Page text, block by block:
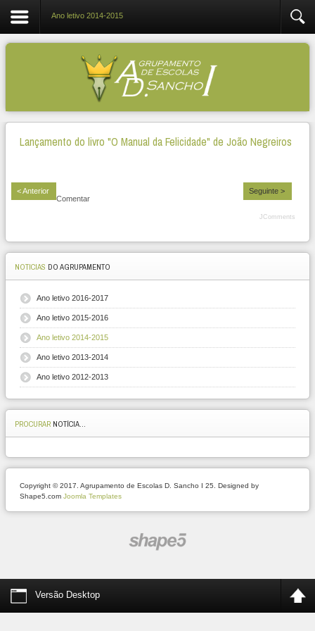
Ano letivo 2014-2015
Lançamento do livro "O Manual da Felicidade" de João Negreiros
< Anterior
Seguinte >
Comentar
JComments
NOTICIAS DO AGRUPAMENTO
Ano letivo 2016-2017
Ano letivo 2015-2016
Ano letivo 2014-2015
Ano letivo 2013-2014
Ano letivo 2012-2013
PROCURAR NOTÍCIA...
Copyright © 2017. Agrupamento de Escolas D. Sancho I 25. Designed by
Shape5.com Joomla Templates
Versão Desktop